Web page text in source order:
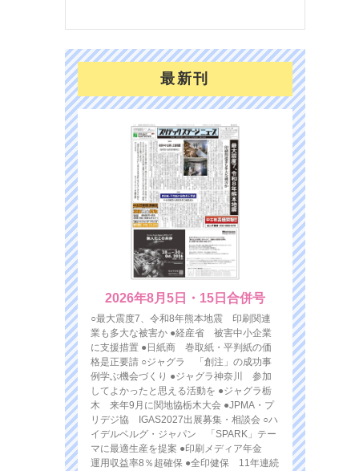
最新刊
2026年8月5日・15日合併号
○最大震度7、令和8年熊本地震 印刷関連
業も多大な被害か ●経産省 被害中小企業
に支援措置 ●日紙商 巻取紙・平判紙の価
格是正要請 ○ジャグラ 「創注」の成功事
例学ぶ機会づくり ●ジャグラ神奈川 参加
してよかったと思える活動を ●ジャグラ栃
木 来年9月に関地協栃木大会 ●JPMA・プ
リデジ協 IGAS2027出展募集・相談会 ○ハ
イデルベルグ・ジャパン 「SPARK」テー
マに最適生産を提案 ●印刷メディア年金
運用収益率8％超確保 ●全印健保 11年連続